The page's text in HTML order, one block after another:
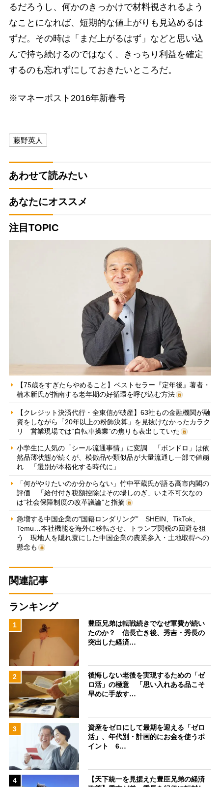
るだろうし、何かのきっかけで材料視されるよう
なことになれば、短期的な値上がりも見込めるは
ずだ。その時は「まだ上がるはず」などと思い込
んで持ち続けるのではなく、きっちり利益を確定
するのも忘れずにしておきたいところだ。
※マネーポスト2016年新春号
藤野英人
あわせて読みたい
あなたにオススメ
注目TOPIC
【75歳をすぎたらやめること】ベストセラー『定年後』著者・
楠木新氏が指南する老年期の好循環を呼び込む方法
【クレジット決済代行・全東信が破産】63社もの金融機関が融
資をしながら「20年以上の粉飾決算」を見抜けなかったカラク
リ 営業現場では“自転車操業”の焦りも表出していた
小学生に人気の「シール流通事情」に変調 「ボンドロ」は依
然品薄状態が続くが、模倣品や類似品が大量流通し一部で値崩
れ 「選別が本格化する時代に」
「何がやりたいのか分からない」竹中平蔵氏が語る高市内閣の
評価 「給付付き税額控除はその場しのぎ」いま不可欠なの
は“社会保障制度の改革議論”と指摘
急増する中国企業の“国籍ロンダリング” SHEIN、TikTok、
Temu…本社機能を海外に移転させ、トランプ関税の回避を狙
う 現地人を隠れ蓑にした中国企業の農業参入・土地取得への
懸念も
関連記事
ランキング
1
豊臣兄弟は転戦続きでなぜ軍費が続い
たのか？ 信長亡き後、秀吉・秀長の
突出した経済…
2
後悔しない老後を実現するための「ゼ
ロ活」の極意 「思い入れある品こそ
早めに手放す…
3
資産をゼロにして最期を迎える「ゼロ
活」、年代別・計画的にお金を使うポ
イント 6…
4
【天下統一を見据えた豊臣兄弟の経済